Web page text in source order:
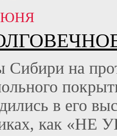
Сибири на
в его
как